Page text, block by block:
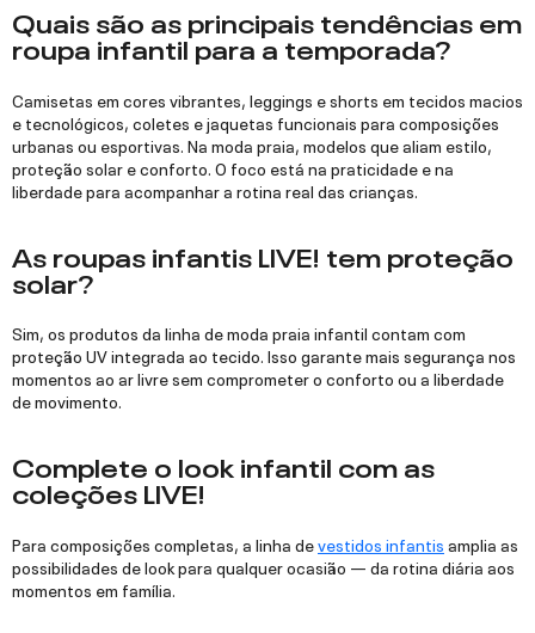
Quais são as principais tendências em
roupa infantil para a temporada?
Camisetas em cores vibrantes, leggings e shorts em tecidos macios
e tecnológicos, coletes e jaquetas funcionais para composições
urbanas ou esportivas. Na moda praia, modelos que aliam estilo,
proteção solar e conforto. O foco está na praticidade e na
liberdade para acompanhar a rotina real das crianças.
As roupas infantis LIVE! tem proteção
solar?
Sim, os produtos da linha de moda praia infantil contam com
proteção UV integrada ao tecido. Isso garante mais segurança nos
momentos ao ar livre sem comprometer o conforto ou a liberdade
de movimento.
Complete o look infantil com as
coleções LIVE!
Para composições completas, a linha devestidos infantis amplia as
possibilidades de look para qualquer ocasião — da rotina diária aos
momentos em família.